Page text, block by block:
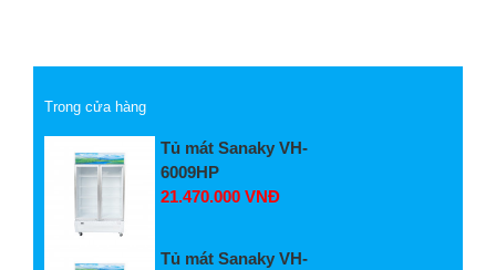
Trong cửa hàng
Tủ mát Sanaky VH-
6009HP
21.470.000 VNĐ
Tủ mát Sanaky VH-